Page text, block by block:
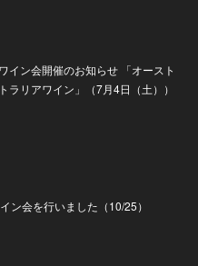
イン会開催のお知らせ 「オースト
ラリアワイン」（7月4日（土））
ン会を行いました（10/25）